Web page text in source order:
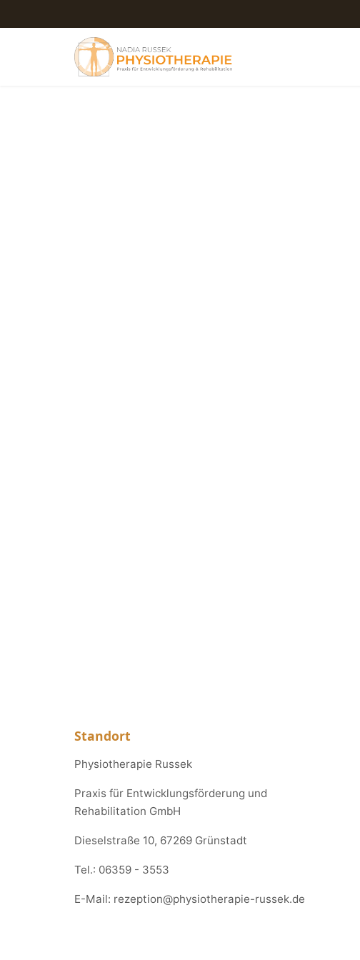
Standort
Physiotherapie Russek
Praxis für Entwicklungsförderung und
Rehabilitation GmbH
Dieselstraße 10, 67269 Grünstadt
Tel.: 06359 - 3553
E-Mail: rezeption@physiotherapie-russek.de